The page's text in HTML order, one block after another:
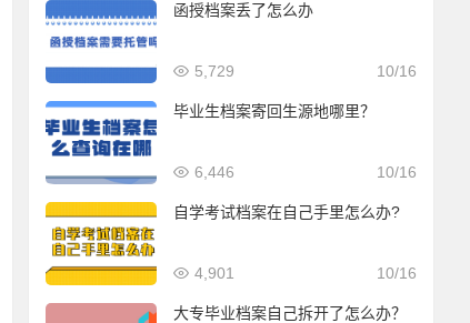
函授档案丢了怎么办
10/16
5,729
毕业生档案寄回生源地哪里？
10/16
6,446
自学考试档案在自己手里怎么办?
10/16
4,901
大专毕业档案自己拆开了怎么办？